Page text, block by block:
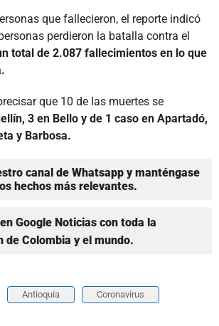
que fallecieron, el reporte indicó
perdieron la batalla contra el
total de 2.087 fallecimientos en lo que
que 10 de las muertes se
3 en Bello y de 1 caso en Apartadó,
y Barbosa.
canal de Whatsapp y manténgase
hechos más relevantes.
Google Noticias con toda la
de Colombia y el mundo.
Antioquia Coronavirus